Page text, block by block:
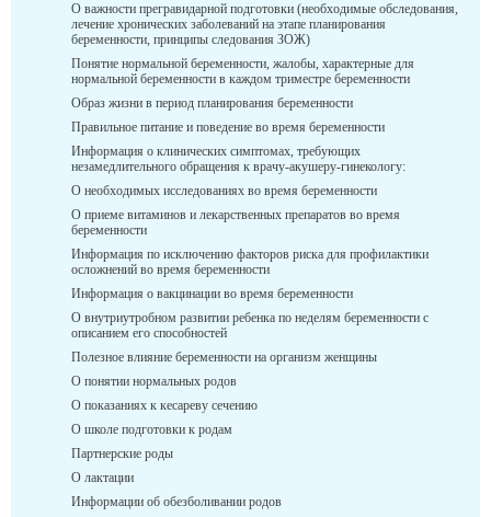
О важности прегравидарной подготовки (необходимые обследования,
лечение хронических заболеваний на этапе планирования
беременности, принципы следования ЗОЖ)
Понятие нормальной беременности, жалобы, характерные для
нормальной беременности в каждом триместре беременности
Образ жизни в период планирования беременности
Правильное питание и поведение во время беременности
Информация о клинических симптомах, требующих
незамедлительного обращения к врачу-акушеру-гинекологу:
О необходимых исследованиях во время беременности
О приеме витаминов и лекарственных препаратов во время
беременности
Информация по исключению факторов риска для профилактики
осложнений во время беременности
Информация о вакцинации во время беременности
О внутриутробном развитии ребенка по неделям беременности с
описанием его способностей
Полезное влияние беременности на организм женщины
О понятии нормальных родов
О показаниях к кесареву сечению
О школе подготовки к родам
Партнерские роды
О лактации
Информации об обезболивании родов